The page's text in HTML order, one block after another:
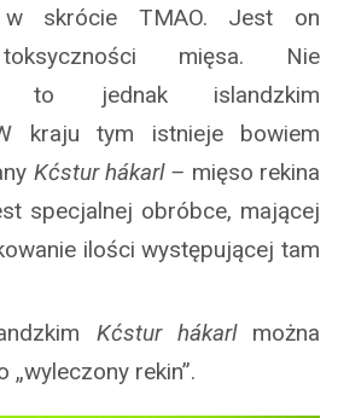
w skrócie TMAO. Jest on
mięsa. Nie
to jednak islandzkim
kraju tym istnieje bowiem
Kćstur hákarl – mięso rekina
specjalnej obróbce, mającej
ilości występującej tam
Kćstur hákarl można
„wyleczony rekin”.